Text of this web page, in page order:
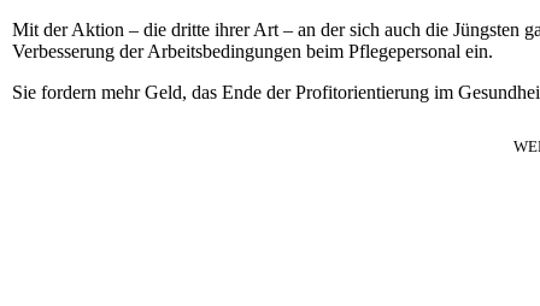
Mit der Aktion – die dritte ihrer Art – an der sich auch die Jüngsten
Verbesserung der Arbeitsbedingungen beim Pflegepersonal ein.
Sie fordern mehr Geld, das Ende der Profitorientierung im